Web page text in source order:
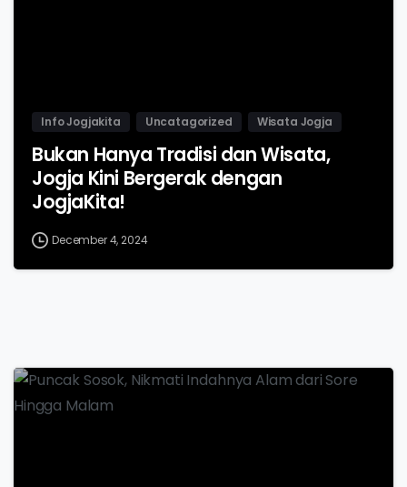
Info Jogjakita Uncatagorized Wisata Jogja
Bukan Hanya Tradisi dan Wisata,
Jogja Kini Bergerak dengan
JogjaKita!
December 4, 2024